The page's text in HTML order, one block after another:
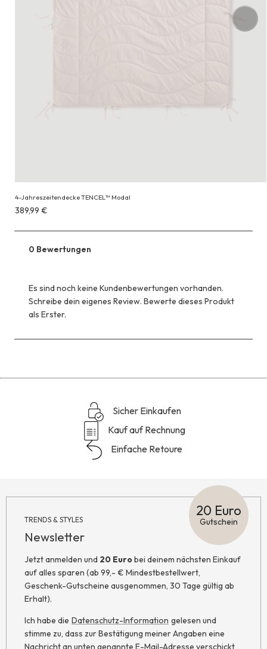
4-Jahreszeitendecke TENCEL™ Modal
Erhältlich
389,99 €
389,99 €
0 Bewertungen
Es sind noch keine Kundenbewertungen vorhanden.
Schreibe dein eigenes Review. Bewerte dieses Produkt
als Erster.
Sicher Einkaufen
Kauf auf Rechnung
Einfache Retoure
TRENDS & STYLES
Newsletter
20 Euro
Gutschein
Jetzt anmelden und 20 Eurobei deinem nächsten Einkauf
auf alles sparen (ab 99,- € Mindestbestellwert,
Geschenk-Gutscheine ausgenommen, 30 Tage gültig ab
Erhalt).
Ich habe die Datenschutz-Information gelesen und
stimme zu, dass zur Bestätigung meiner Angaben eine
Nachricht an unten genannte E-Mail-Adresse verschickt